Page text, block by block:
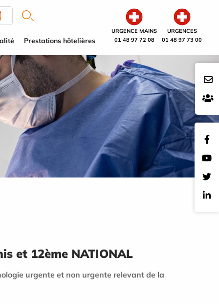
URGENCE MAINS
01 48 97 72 08
URGENCES
01 48 97 73 00
Prestations hôtelières
et 12ème NATIONAL
urgente et non urgente relevant de la